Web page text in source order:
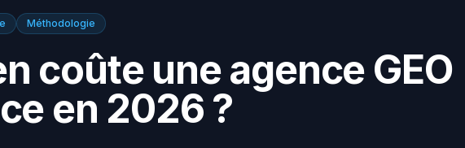
Méthodologie
coûte une agence GEO
en 2026 ?